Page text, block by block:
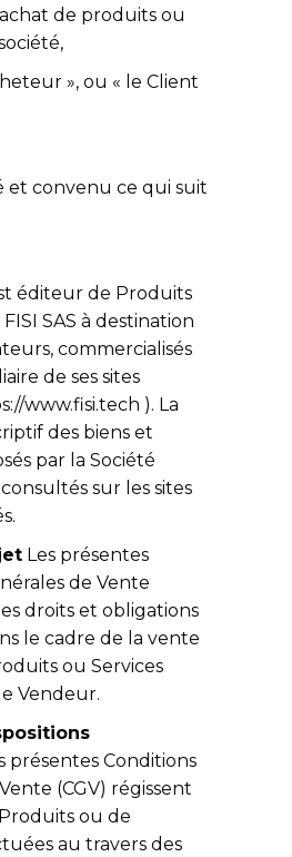
de produits ou
», ou « le Client
et convenu ce qui suit
éditeur de Produits
SAS à destination
commercialisés
de ses sites
www.fisi.tech ). La
des biens et
par la Société
sur les sites
Les présentes
de Vente
droits et obligations
le cadre de la vente
ou Services
Vendeur.
présentes Conditions
(CGV) régissent
ou de
au travers des